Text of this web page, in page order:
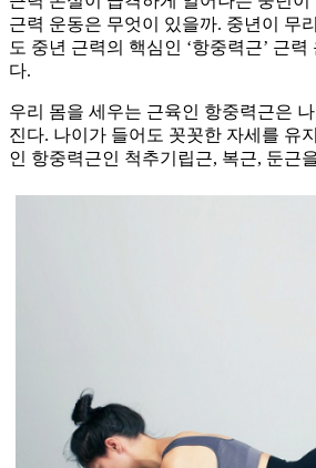
근력 운동은 무엇이 있을까. 중년이 무
도 중년 근력의 핵심인 ‘항중력근’ 근
다.
우리 몸을 세우는 근육인 항중력근은
진다. 나이가 들어도 꼿꼿한 자세를 유
인 항중력근인 척추기립근, 복근, 둔근